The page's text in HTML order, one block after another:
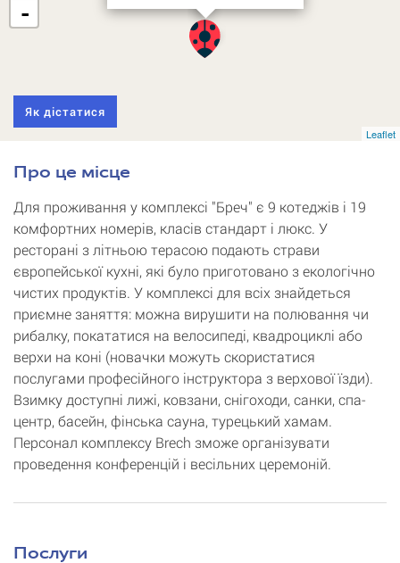
-
Leaflet
Як дістатися
Про це місце
Для проживання у комплексі "Бреч" є 9 котеджів і 19
комфортних номерів, класів стандарт і люкс. У
ресторані з літньою терасою подають страви
європейської кухні, які було приготовано з екологічно
чистих продуктів. У комплексі для всіх знайдеться
приємне заняття: можна вирушити на полювання чи
рибалку, покататися на велосипеді, квадроциклі або
верхи на коні (новачки можуть скористатися
послугами професійного інструктора з верхової їзди).
Взимку доступні лижі, ковзани, снігоходи, санки, спа-
центр, басейн, фінська сауна, турецький хамам.
Персонал комплексу Brech зможе організувати
проведення конференцій і весільних церемоній.
Послуги